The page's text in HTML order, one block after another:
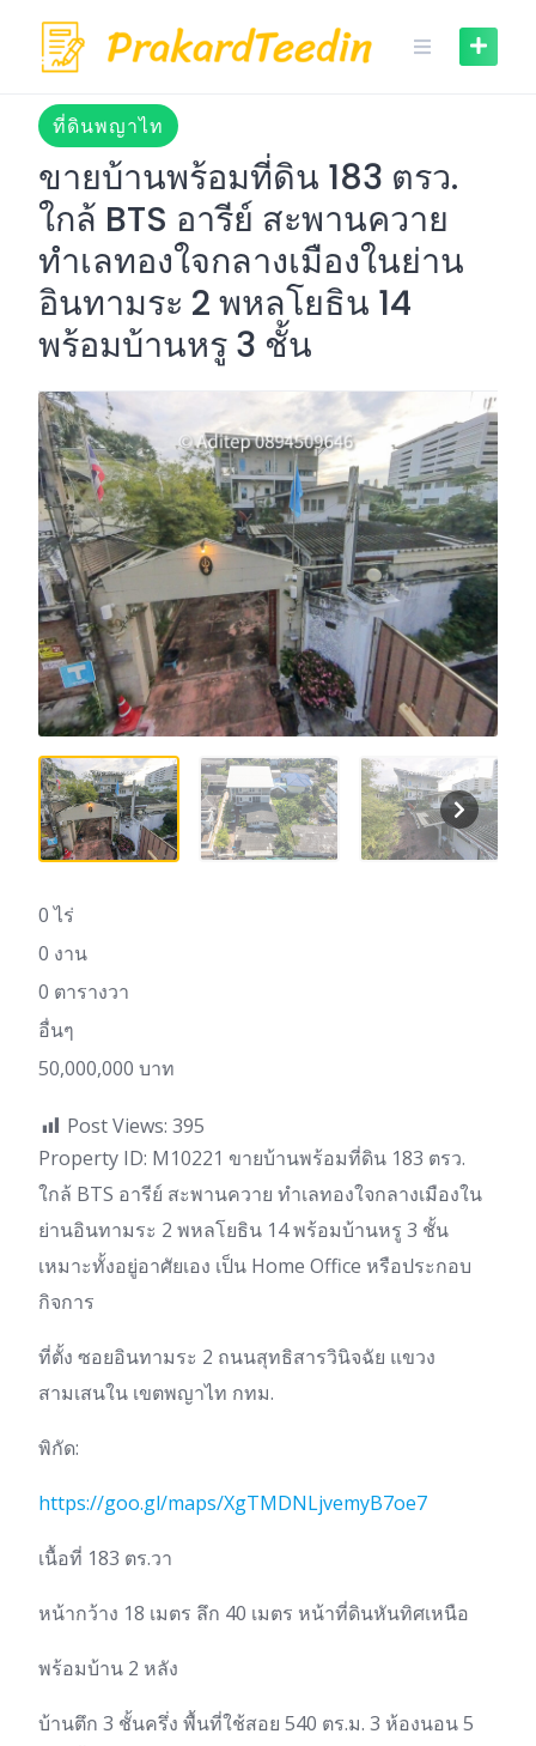
content
ที่ดินพญาไท
ขายบ้านพร้อมที่ดิน 183 ตรว.
ใกล้ BTS อารีย์ สะพานควาย
ทำเลทองใจกลางเมืองในย่าน
อินทามระ 2 พหลโยธิน 14
พร้อมบ้านหรู 3 ชั้น
0 ไร่
0 งาน
0 ตารางวา
อื่นๆ
50,000,000 บาท
Post Views: 395
Property ID: M10221 ขายบ้านพร้อมที่ดิน 183 ตรว.
ใกล้ BTS อารีย์ สะพานควาย ทำเลทองใจกลางเมืองใน
ย่านอินทามระ 2 พหลโยธิน 14 พร้อมบ้านหรู 3 ชั้น
เหมาะทั้งอยู่อาศัยเอง เป็น Home Office หรือประกอบ
กิจการ
ที่ตั้ง ซอยอินทามระ 2 ถนนสุทธิสารวินิจฉัย แขวง
สามเสนใน เขตพญาไท กทม.
พิกัด:
https://goo.gl/maps/XgTMDNLjvemyB7oe7
เนื้อที่ 183 ตร.วา
หน้ากว้าง 18 เมตร ลึก 40 เมตร หน้าที่ดินหันทิศเหนือ
พร้อมบ้าน 2 หลัง
บ้านตึก 3 ชั้นครึ่ง พื้นที่ใช้สอย 540 ตร.ม. 3 ห้องนอน 5